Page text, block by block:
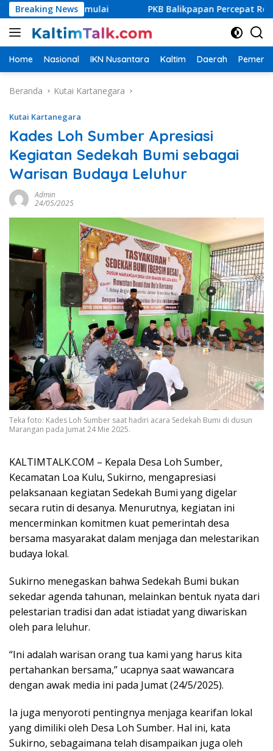
Langsung
ke
konten
Breaking News
Dimulai PKB Balikpapan Percepat Regenerasi,
Home Nasional IKN Nusantara Kaltim Daerah
Beranda Kutai Kartanegara
Kutai Kartanegara
Kades Loh Sumber Apresiasi
Kegiatan Sedekah Bumi sebagai
Warisan Budaya Leluhur
Admin
24/05/2025
Teka foto: Kades Loh Sumber saat hadiri acara Sedekah Bumi di dusun
Marangan pada Jumat 24 Mie 2025.
KALTIMTALK.COM – Kepala Desa Loh Sumber,
Kecamatan Loa Kulu, Sukirno, mengapresiasi
pelaksanaan kegiatan Sedekah Bumi yang digelar
secara rutin di desanya. Menurutnya, kegiatan ini
mencerminkan komitmen kuat pemerintah desa
bersama masyarakat dalam menjaga dan melestarikan
budaya lokal.
Sukirno menegaskan bahwa Sedekah Bumi bukan
sekedar agenda tahunan, melainkan bentuk nyata dari
pelestarian tradisi dan adat istiadat yang diwariskan
oleh para leluhur.
“Ini adalah warisan orang tua kami yang harus kita
pertahankan bersama,” ucapnya saat wawancara
dengan awak media ini pada Jumat (24/5/2025).
Ia juga menyoroti pentingnya menjaga kearifan lokal
yang dimiliki oleh Desa Loh Sumber. Hal ini, kata
Sukirno, sebagaimana telah disampaikan juga oleh